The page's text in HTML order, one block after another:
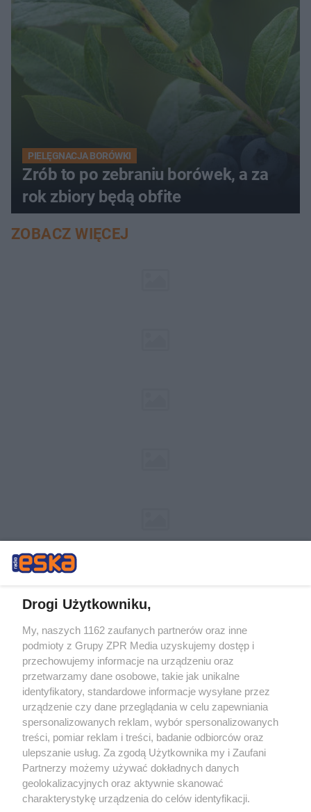
PIELĘGNACJA BORÓWKI
Zrób to po zebraniu borówek, a za
rok zbiory będą obfite
ZOBACZ WIĘCEJ
Żaden utwór zamieszczony w serwisie nie może być powielany i
rozpowszechniany lub dalej rozpowszechniany w jakikolwiek sposób (w
tym także elektroniczny lub mechaniczny) na jakimkolwiek polu
eksploatacji w jakiejkolwiek formie, włącznie z umieszczaniem w
Internecie bez pisemnej zgody właściciela praw. Jakiekolwiek użycie lub
wykorzystanie utworów w całości lub w części z naruszeniem prawa,
tzn. bez właściwej zgody, jest zabronione pod groźbą kary i może być
ścigane prawnie.
Drogi Użytkowniku,
My, naszych 1162 zaufanych partnerów oraz inne
podmioty z Grupy ZPR Media uzyskujemy dostęp i
przechowujemy informacje na urządzeniu oraz
przetwarzamy dane osobowe, takie jak unikalne
identyfikatory, standardowe informacje wysyłane przez
urządzenie czy dane przeglądania w celu zapewniania
spersonalizowanych reklam, wybór spersonalizowanych
treści, pomiar reklam i treści, badanie odbiorców oraz
ulepszanie usług. Za zgodą Użytkownika my i Zaufani
Partnerzy możemy używać dokładnych danych
geolokalizacyjnych oraz aktywnie skanować
charakterystykę urządzenia do celów identyfikacji.